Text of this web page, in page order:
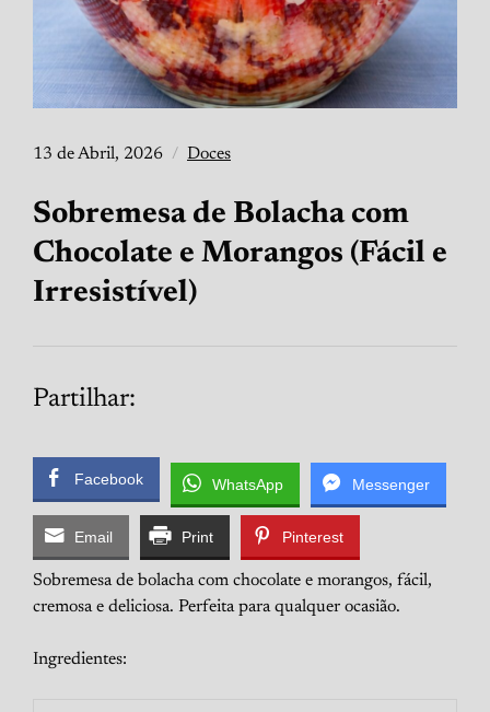
13 de Abril, 2026 Doces
Sobremesa de Bolacha com
Chocolate e Morangos (Fácil e
Irresistível)
Partilhar:
Facebook WhatsApp Messenger
Email Print Pinterest
Sobremesa de bolacha com chocolate e morangos, fácil,
cremosa e deliciosa. Perfeita para qualquer ocasião.
Ingredientes: